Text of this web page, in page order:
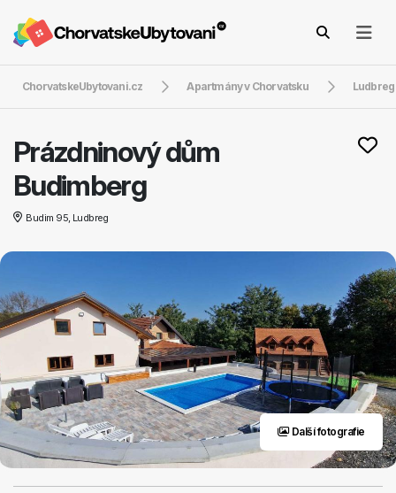
ChorvatskeUbytovani.cz Apartmány v Chorvatsku Ludbreg
Prázdninový dům
Budimberg
Budim 95, Ludbreg
Další fotografie